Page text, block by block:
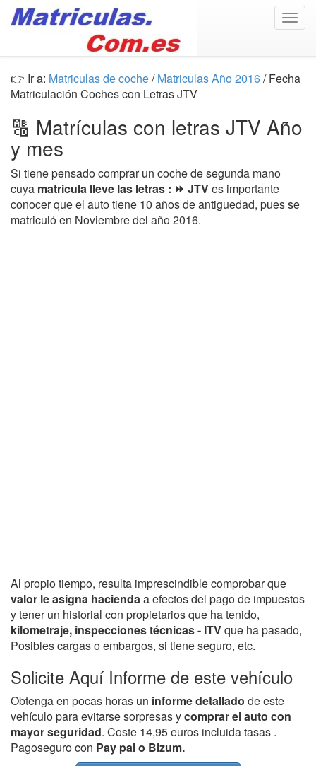
👉 Ir a: Matriculas de coche/Matriculas Año 2016/ Fecha
Matriculación Coches con Letras JTV
🔠 Matrículas con letras JTV Año
y mes
Si tiene pensado comprar un coche de segunda mano
cuya matricula lleve las letras : ⏩ JTVes importante
conocer que el auto tiene 10 años de antiguedad, pues se
matriculó en Noviembre del año 2016.
Al propio tiempo, resulta imprescindible comprobar que
valor le asigna haciendaa efectos del pago de impuestos
y tener un historial con propietarios que ha tenido,
kilometraje, inspecciones técnicas - ITVque ha pasado,
Posibles cargas o embargos, si tiene seguro, etc.
Solicite Aquí Informe de este vehículo
Obtenga en pocas horas un informe detallado de este
vehículo para evitarse sorpresas ycomprar el auto con
mayor seguridad. Coste 14,95 euros incluida tasas .
Pagoseguro con Pay pal o Bizum.